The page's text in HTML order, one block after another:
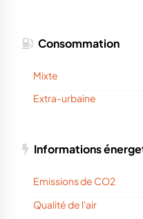
Consommation
Mixte
Extra-urbaine
Informations
Emissions de CO2
Qualité de l'air